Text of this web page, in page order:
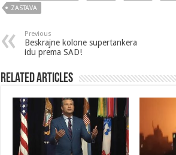
ZASTAVA
Previous
Beskrajne kolone supertankera
idu prema SAD!
Related Articles